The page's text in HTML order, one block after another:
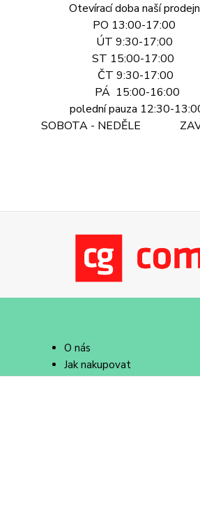
Otevírací doba naší
PO 13:00-17:00
ÚT 9:30-17:00
ST 15:00-17:00
ČT 9:30-17:00
PÁ 15:00-16:00
polední pauza 12:30-
SOBOTA - NEDĚLE
O nás
Jak nakupovat
Doprava a platba